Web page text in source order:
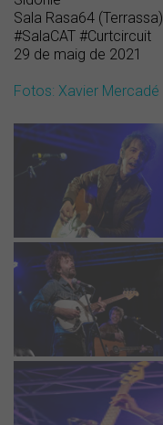
Sala Rasa64 (Terrassa)
#SalaCAT #Curtcircuit
29 de maig de 2021
Fotos: Xavier Mercadé